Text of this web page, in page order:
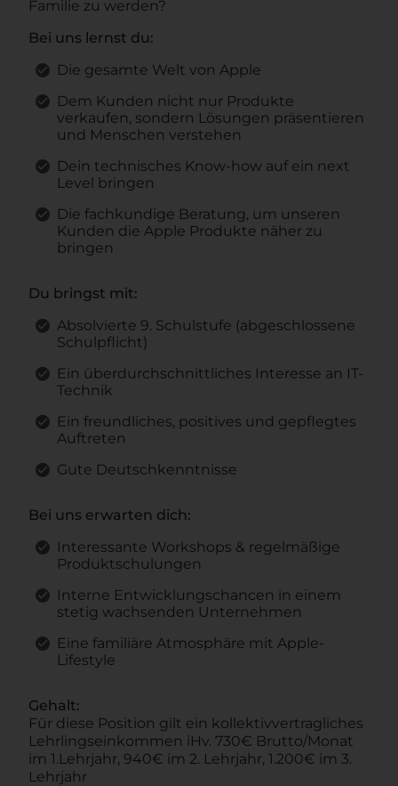
Familie zu werden?
Bei uns lernst du:
Die gesamte Welt von Apple
Dem Kunden nicht nur Produkte
verkaufen, sondern Lösungen präsentieren
und Menschen verstehen
Dein technisches Know-how auf ein next
Level bringen
Die fachkundige Beratung, um unseren
Kunden die Apple Produkte näher zu
bringen
Du bringst mit:
Absolvierte 9. Schulstufe (abgeschlossene
Schulpflicht)
Ein überdurchschnittliches Interesse an IT-
Technik
Ein freundliches, positives und gepflegtes
Auftreten
Gute Deutschkenntnisse
Bei uns erwarten dich:
Interessante Workshops & regelmäßige
Produktschulungen
Interne Entwicklungschancen in einem
stetig wachsenden Unternehmen
Eine familiäre Atmosphäre mit Apple-
Lifestyle
Gehalt:
Für diese Position gilt ein kollektivvertragliches
Lehrlingseinkommen iHv. 730€ Brutto/Monat
im 1.Lehrjahr, 940€ im 2. Lehrjahr, 1.200€ im 3.
Lehrjahr